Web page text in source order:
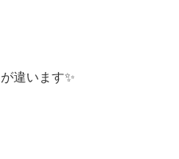
違います✨